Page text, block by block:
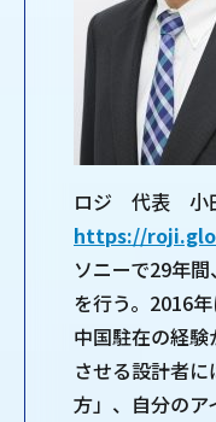
ロジ 代表 小
https://
ソニーで29年
を行う。2016
中国駐在の経
させる設計者
方」、自分のア